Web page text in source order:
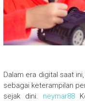
Dalam era digital saat
sebagai keterampilan
sejak dini. neymar88